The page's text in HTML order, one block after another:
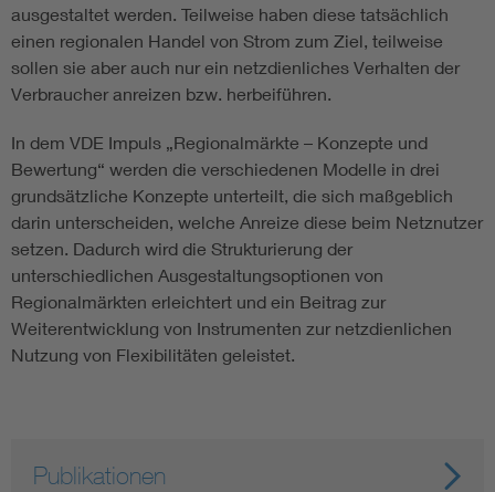
ausgestaltet werden. Teilweise haben diese tatsächlich
einen regionalen Handel von Strom zum Ziel, teilweise
sollen sie aber auch nur ein netzdienliches Verhalten der
Verbraucher anreizen bzw. herbeiführen.
In dem VDE Impuls „Regionalmärkte – Konzepte und
Bewertung“ werden die verschiedenen Modelle in drei
grundsätzliche Konzepte unterteilt, die sich maßgeblich
darin unterscheiden, welche Anreize diese beim Netznutzer
setzen. Dadurch wird die Strukturierung der
unterschiedlichen Ausgestaltungsoptionen von
Regionalmärkten erleichtert und ein Beitrag zur
Weiterentwicklung von Instrumenten zur netzdienlichen
Nutzung von Flexibilitäten geleistet.
Publikationen